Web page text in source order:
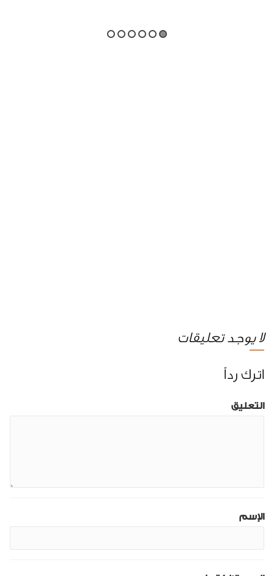
لا يوجد تعليقات
اترك رداً
التعليق
الإسم